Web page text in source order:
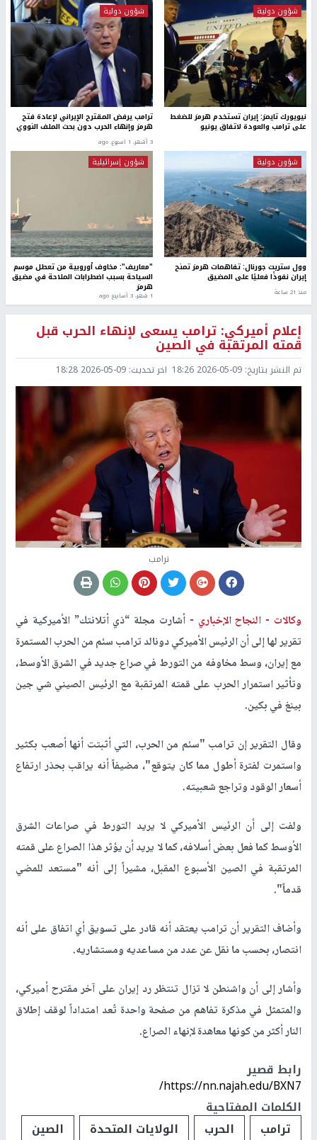
شؤون دولية
نيويورك تايمز: إيران تستخدم هرمز للضغط
على ترامب والعودة لاتفاق يونيو
شؤون دولية
ترامب يرفض المقترح الإيراني لإعادة فتح
هرمز وإنهاء الحرب دون بحث الملف النووي
3 أشهر، 1 اسبوع. ago
شؤون دولية
وول ستريت جورنال: تفاهمات هرمز تمنح
إيران نفوذًا فعليًا على المضيق
منذ 21 ساعة
شؤون إسرائيلية
"معاريف": مخاوف أوروبية من تعطل موسم
السياحة بسبب اضطرابات الملاحة في مضيق
هرمز
1 شهر، 3 أسابيع ago
إعلام أميركي: ترامب يسعى لإنهاء الحرب قبل
قمته المرتقبة في الصين
تم النشر بتاريخ: 2026-05-09 18:26 اخر تحديث: 2026-05-09 18:28
ترامب
وكالات - النجاح الإخباري - أشارت مجلة “ذي أتلانتك” الأميركية في
تقرير لها إلى أن الرئيس الأميركي دونالد ترامب سئم من الحرب المستمرة
مع إيران، وسط مخاوفه من التورط في صراع جديد في الشرق الأوسط،
وتأثير استمرار الحرب على قمته المرتقبة مع الرئيس الصيني شي جين
بينغ في بكين.
وقال التقرير إن ترامب "سئم من الحرب، التي أثبتت أنها أصعب بكثير
واستمرت لفترة أطول مما كان يتوقع"، مضيفاً أنه يراقب بحذر ارتفاع
أسعار الوقود وتراجع شعبيته.
ولفت إلى أن الرئيس الأميركي لا يريد التورط في صراعات الشرق
الأوسط كما فعل بعض أسلافه، كما لا يريد أن يؤثر هذا الصراع على قمته
المرتقبة في الصين الأسبوع المقبل، مشيراً إلى أنه "مستعد للمضي
قدماً".
وأضاف التقرير أن ترامب يعتقد أنه قادر على تسويق أي اتفاق على أنه
انتصار، بحسب ما نقل عن عدد من مساعديه ومستشاريه.
وأشار إلى أن واشنطن لا تزال تنتظر رد إيران على آخر مقترح أميركي،
والمتمثل في مذكرة تفاهم من صفحة واحدة تُعد امتداداً لوقف إطلاق
النار أكثر من كونها معاهدة لإنهاء الصراع.
رابط قصير
https://nn.najah.edu/BXN7/
الكلمات المفتاحية
ترامب
الحرب الولايات المتحدة الصين